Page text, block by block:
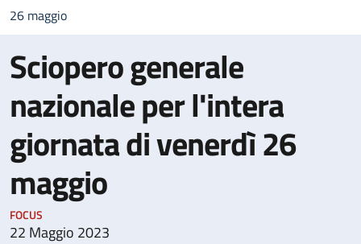
26 maggio
Sciopero generale
nazionale per l'intera
giornata di venerdì 26
maggio
FOCUS
22 Maggio 2023